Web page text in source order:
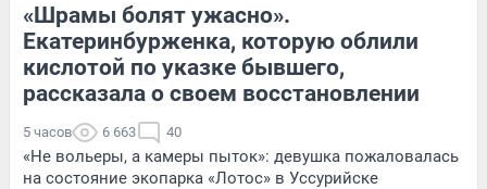
«Шрамы болят ужасно».
Екатеринбурженка, которую облили
кислотой по указке бывшего,
рассказала о своем восстановлении
5 часов 6 663 40
«Не вольеры, а камеры пыток»: девушка пожаловалась
на состояние экопарка «Лотос» в Уссурийске